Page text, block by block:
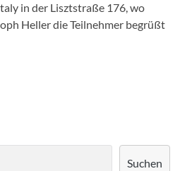
in der Lisztstraße 176, wo
Heller die Teilnehmer begrüßt
Suchen